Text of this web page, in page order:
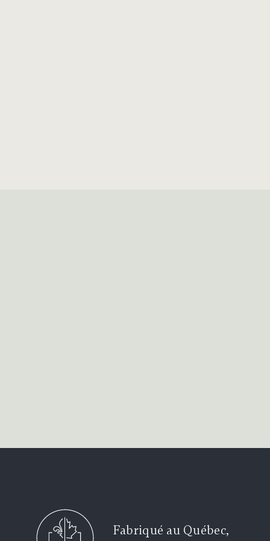
Fabriqué au Québec,